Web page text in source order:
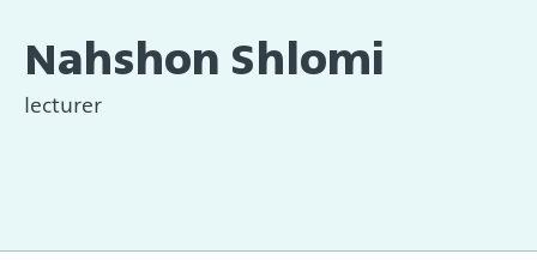
Nahshon Shlomi
lecturer